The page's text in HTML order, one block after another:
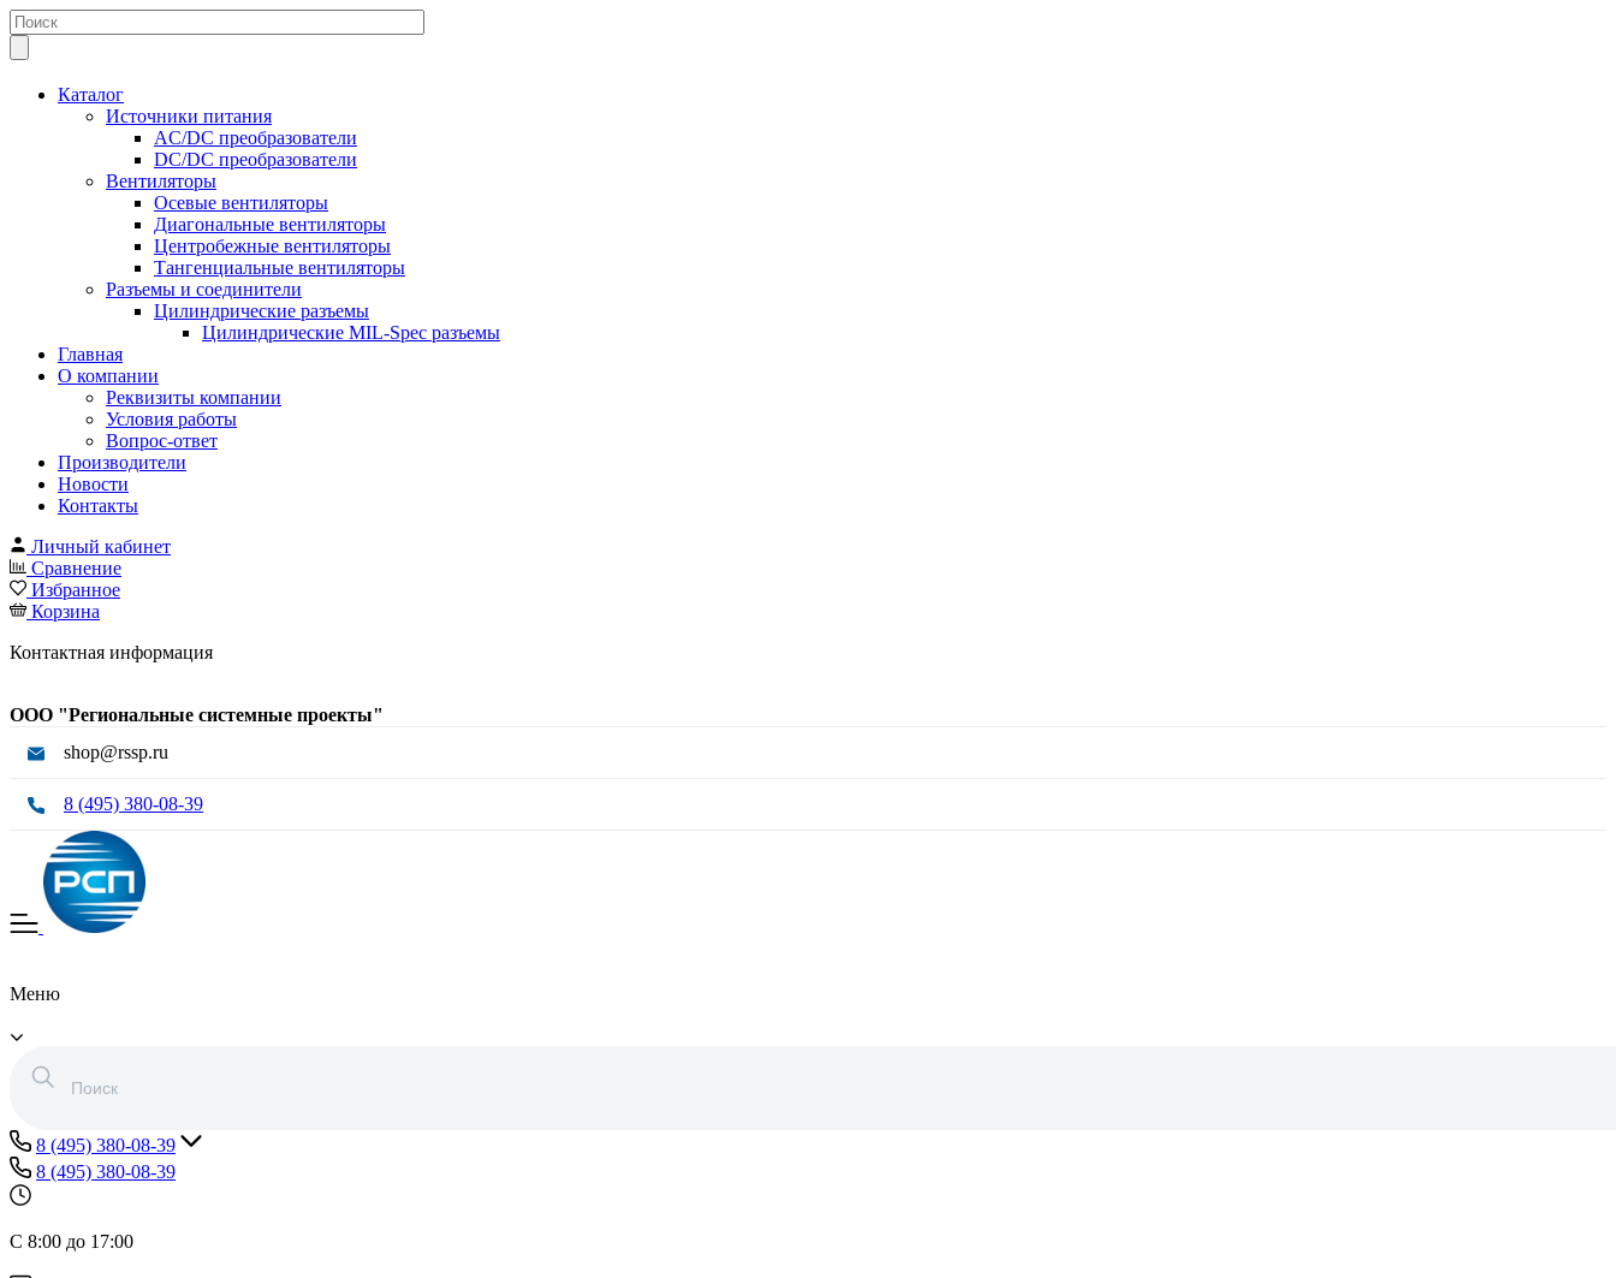
Каталог
Источники питания
AC/DC преобразователи
DC/DC преобразователи
Вентиляторы
Осевые вентиляторы
Диагональные вентиляторы
Центробежные вентиляторы
Тангенциальные вентиляторы
Разъемы и соединители
Цилиндрические разъемы
Цилиндрические MIL-Spec разъемы
Главная
О компании
Реквизиты компании
Условия работы
Вопрос-ответ
Производители
Новости
Контакты
Личный кабинет
Сравнение
Избранное
Корзина
Контактная информация
ООО "Региональные системные проекты"
shop@rssp.ru
8 (495) 380-08-39
Меню
8 (495) 380-08-39
8 (495) 380-08-39
С 8:00 до 17:00